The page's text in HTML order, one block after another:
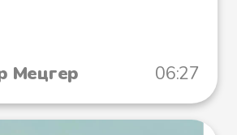
Мецгер
06:27